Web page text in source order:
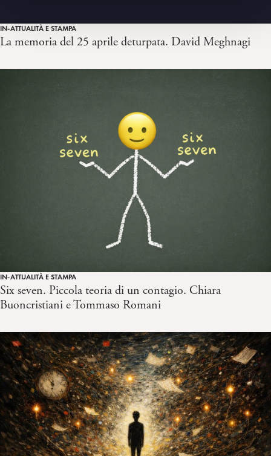
IN-ATTUALITÀ E STAMPA
La memoria del 25 aprile deturpata. David Meghnagi
IN-ATTUALITÀ E STAMPA
Six seven. Piccola teoria di un contagio. Chiara
Buoncristiani e Tommaso Romani